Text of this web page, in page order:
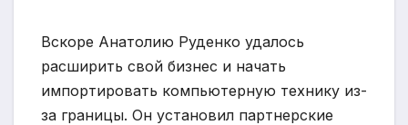
Вскоре Анатолию Руденко удалось
расширить свой бизнес и начать
импортировать компьютерную технику из-
за границы. Он установил партнерские